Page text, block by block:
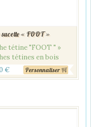
sucette « FOOT »
tétine "FOOT " »
tétines en bois
€ Personnaliser